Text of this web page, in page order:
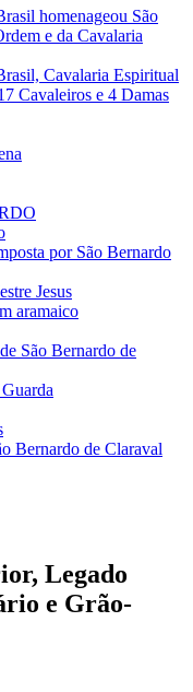
homenageou São
e da Cavalaria
Cavalaria Espiritual
Cavaleiros e 4 Damas
por São Bernardo
Jesus
aramaico
São Bernardo de
Bernardo de Claraval
Legado
e Grão-